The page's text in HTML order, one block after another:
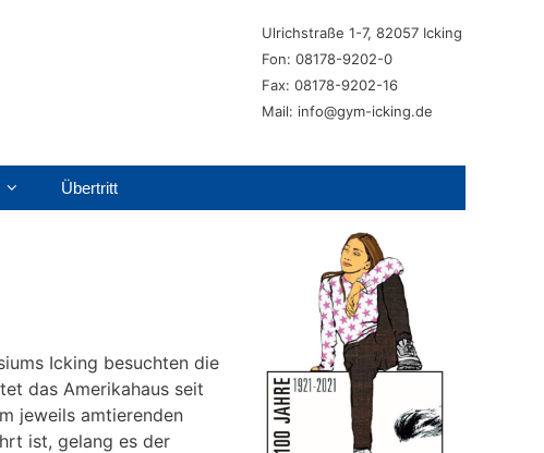
Ulrichstraße 1-7, 82057 Icking
Fon: 08178-9202-0
Fax: 08178-9202-16
Mail: info@gym-icking.de
Übertritt
Icking besuchten die
das Amerikahaus seit
jeweils amtierenden
ist, gelang es der